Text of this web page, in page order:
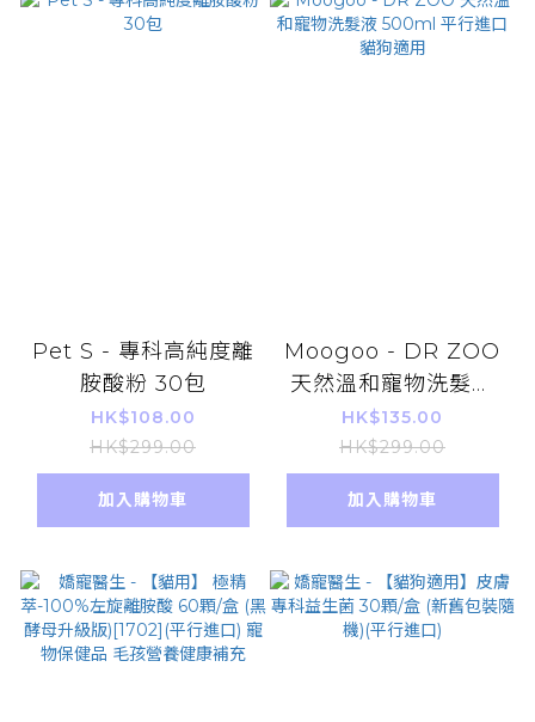
Pet S - 專科高純度離
胺酸粉 30包
HK$108.00
HK$299.00
加入購物車
Moogoo - DR ZOO
天然溫和寵物洗髮液
500ml 平行進口 貓狗
適用
HK$135.00
HK$299.00
加入購物車